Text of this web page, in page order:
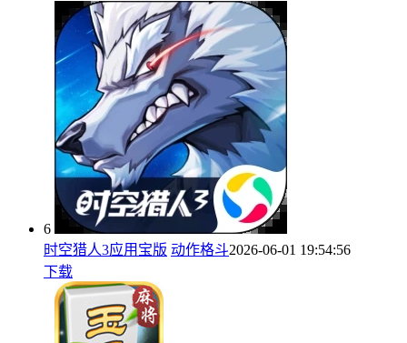
6
时空猎人3应用宝版 动作格斗2026-06-01 19:54:56
下载